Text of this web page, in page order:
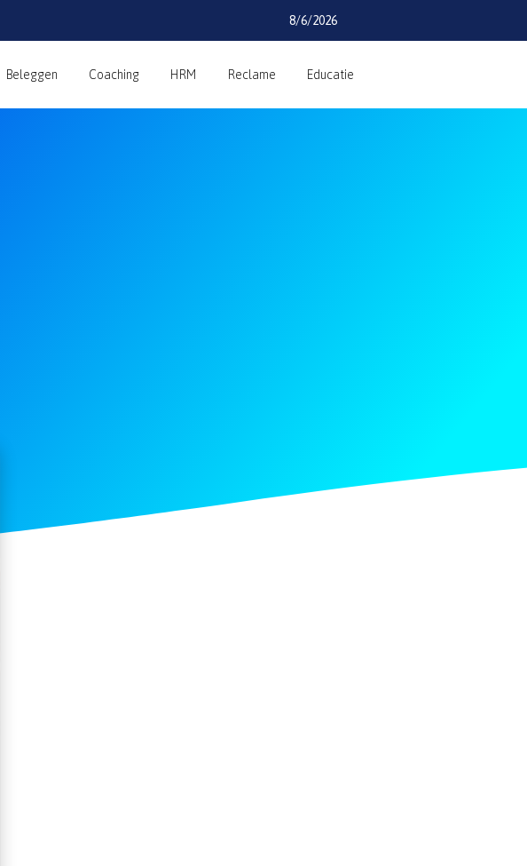
8/6/2026
Beleggen Coaching HRM Reclame Educatie